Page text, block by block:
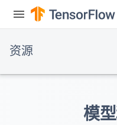
资源
模